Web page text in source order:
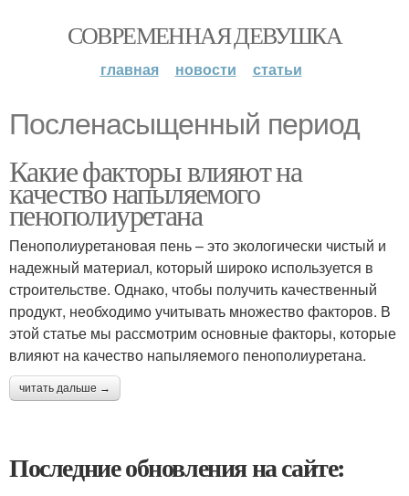
СОВРЕМЕННАЯ ДЕВУШКА
главная новости статьи
Посленасыщенный период
Какие факторы влияют на
качество напыляемого
пенополиуретана
Пенополиуретановая пень – это экологически чистый и
надежный материал, который широко используется в
строительстве. Однако, чтобы получить качественный
продукт, необходимо учитывать множество факторов. В
этой статье мы рассмотрим основные факторы, которые
влияют на качество напыляемого пенополиуретана.
читать дальше →
Последние обновления на сайте: